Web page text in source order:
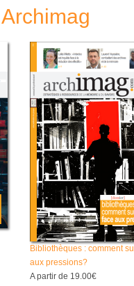
Bibliothèques : comment
aux pressions?
A partir de 19.00€